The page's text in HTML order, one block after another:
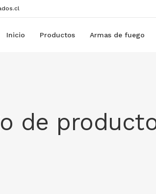
Inicio Productos Armas de fuego
de